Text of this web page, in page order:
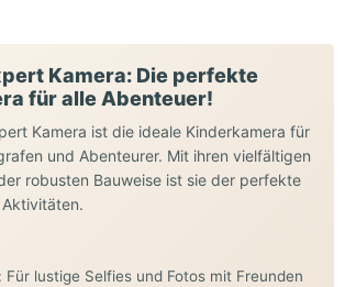
Kamera: Die perfekte
für alle Abenteuer!
Kamera ist die ideale Kinderkamera für
und Abenteurer. Mit ihren vielfältigen
robusten Bauweise ist sie der perfekte
Für lustige Selfies und Fotos mit Freunden